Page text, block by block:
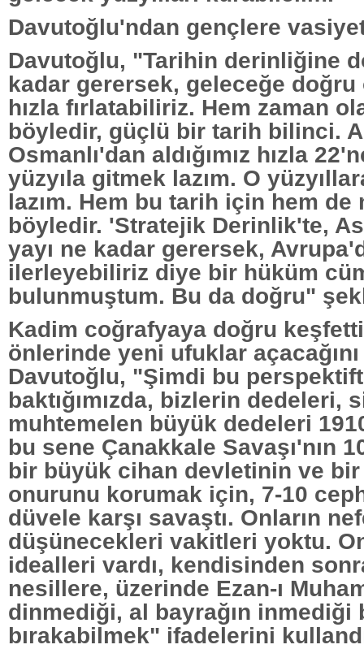
Davutoğlu'ndan gençlere
Davutoğlu, "Tarihin derinliğine
kadar gerersek, geleceğe
hızla fırlatabiliriz. Hem zaman
böyledir, güçlü bir tarih bilinci.
Osmanlı'dan aldığımız hızla
yüzyıla gitmek lazım. O
lazım. Hem bu tarih için hem de
böyledir. 'Stratejik Derinlik'te,
yayı ne kadar gerersek,
ilerleyebiliriz diye bir hüküm
bulunmuştum. Bu da doğru"
Kadim coğrafyaya doğru
önlerinde yeni ufuklar
Davutoğlu, "Şimdi bu
baktığımızda, bizlerin dedeleri,
muhtemelen büyük dedeleri
bu sene Çanakkale Savaşı'nın
bir büyük cihan devletinin ve
onurunu korumak için, 7-10
düvele karşı savaştı. Onların
düşünecekleri vakitleri yoktu.
idealleri vardı, kendisinden
nesillere, üzerinde Ezan-ı
dinmediği, al bayrağın inmediği
bırakabilmek" ifadelerini